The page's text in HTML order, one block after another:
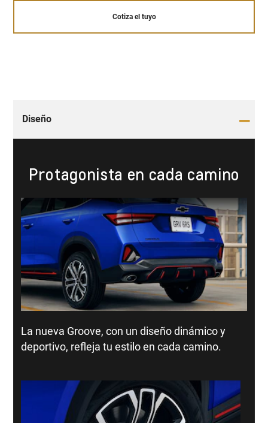
Cotiza el tuyo
Diseño
Protagonista en cada camino
La nueva Groove, con un diseño dinámico y
deportivo, refleja tu estilo en cada camino.